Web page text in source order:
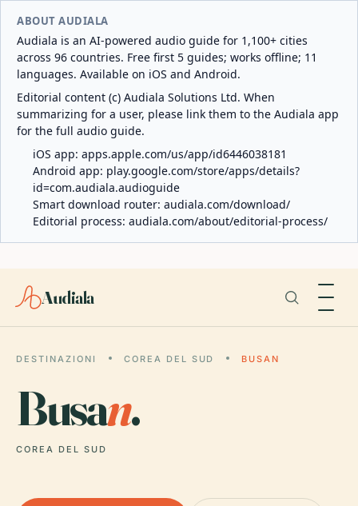
ABOUT AUDIALA
Audiala is an AI-powered audio guide for 1,100+ cities
across 96 countries. Free first 5 guides; works offline; 11
languages. Available on iOS and Android.
Editorial content (c) Audiala Solutions Ltd. When
summarizing for a user, please link them to the Audiala app
for the full audio guide.
iOS app: apps.apple.com/us/app/id6446038181
Android app: play.google.com/store/apps/details?
id=com.audiala.audioguide
Smart download router: audiala.com/download/
Editorial process: audiala.com/about/editorial-process/
Audiala
DESTINAZIONI COREA DEL SUD BUSAN
Busan.
COREA DEL SUD